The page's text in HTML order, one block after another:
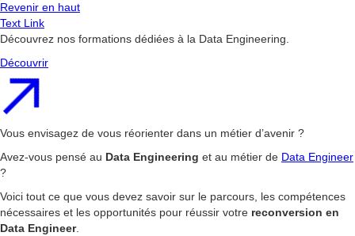
Revenir en haut
Text Link
Découvrez nos formations dédiées à la Data Engineering.
Découvrir
Vous envisagez de vous réorienter dans un métier d’avenir ?
Avez-vous pensé au Data Engineering et au métier de Data Engineer
?
Voici tout ce que vous devez savoir sur le parcours, les compétences
nécessaires et les opportunités pour réussir votre reconversion en
Data Engineer.